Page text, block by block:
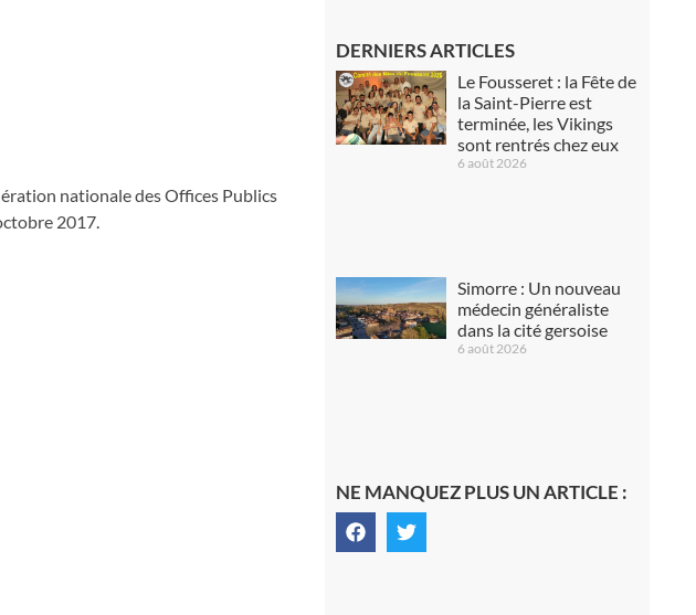
nationale des Offices Publics
2017.
DERNIERS ARTICLES
Le Fousseret : la Fête de
la Saint-Pierre est
terminée, les Vikings
sont rentrés chez eux
6 août 2026
Simorre : Un nouveau
médecin généraliste
dans la cité gersoise
6 août 2026
NE MANQUEZ PLUS UN ARTICLE :